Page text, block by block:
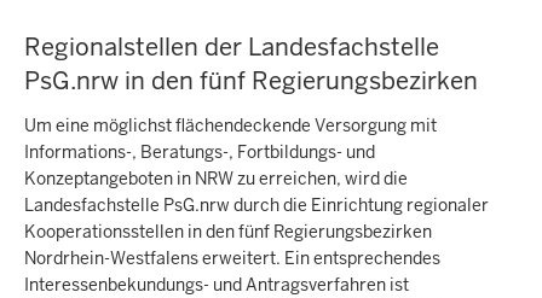
Regionalstellen der Landesfachstelle
PsG.nrw in den fünf Regierungsbezirken
Um eine möglichst flächendeckende Versorgung mit
Informations-, Beratungs-, Fortbildungs- und
Konzeptangeboten in NRW zu erreichen, wird die
Landesfachstelle PsG.nrw durch die Einrichtung regionaler
Kooperationsstellen in den fünf Regierungsbezirken
Nordrhein-Westfalens erweitert. Ein entsprechendes
Interessenbekundungs- und Antragsverfahren ist